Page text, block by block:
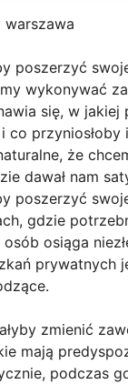
warszawa
poszerzyć
wykonywać
się, w jakiej
co przyniosłoby
że
dawał nam
poszerzyć
gdzie
osiąga
prywatnych
zmienić
mają
podczas